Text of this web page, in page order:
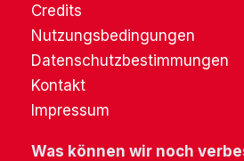
Credits
Nutzungsbedingungen
Datenschutzbestimmungen
Kontakt
Impressum
Was können wir noch